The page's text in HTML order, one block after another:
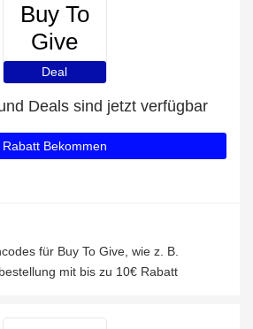
Buy To
Give
Deal
Deals sind jetzt verfügbar
Rabatt Bekommen
für Buy To Give, wie z. B.
mit bis zu 10€ Rabatt